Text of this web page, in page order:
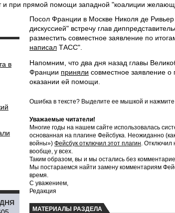
и при прямой помощи западной "коалиции
в
Посол Франции в Москве Николя де
дискуссией" встречу глав
разместить совместное заявление по
написал ТАСС".
Напомним, что два дня назад главы
Франции приняли совместное заявление
оказании ей помощи.
Ошибка в тексте? Выделите ее мышкой и нажмите
Уважаемые читатели!
Многие годы на нашем сайте использовалась
основанная на плагине Фейсбука. Неожиданно
войны») Фейсбук отключил этот плагин. Отключил
вообще, у всех.
Таким образом, вы и мы остались без
Мы постараемся найти замену комментариям
время.
С уважением,
Редакция
МАТЕРИАЛЫ РАЗДЕЛА